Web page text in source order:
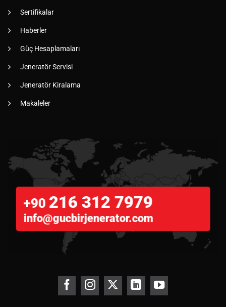
Sertifikalar
Haberler
Güç Hesaplamaları
Jeneratör Servisi
Jeneratör Kiralama
Makaleler
+90 216 312 7979
info@gucbirjenerator.com